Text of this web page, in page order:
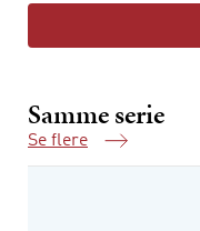
Samme serie
Se flere
Samme serie